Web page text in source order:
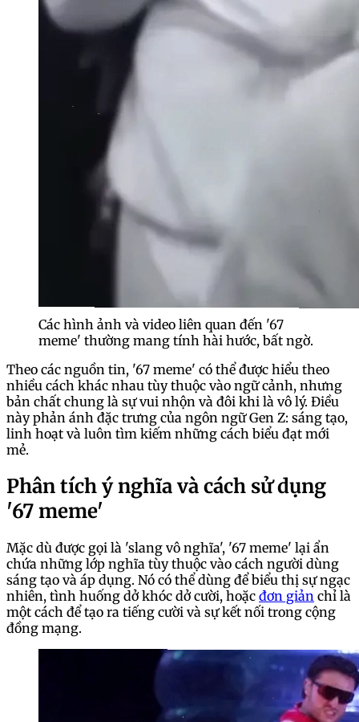
Các hình ảnh và video liên quan đến '67
meme' thường mang tính hài hước, bất ngờ.
Theo các nguồn tin, '67 meme' có thể được hiểu theo
nhiều cách khác nhau tùy thuộc vào ngữ cảnh, nhưng
bản chất chung là sự vui nhộn và đôi khi là vô lý. Điều
này phản ánh đặc trưng của ngôn ngữ Gen Z: sáng tạo,
linh hoạt và luôn tìm kiếm những cách biểu đạt mới
mẻ.
Phân tích ý nghĩa và cách sử dụng
'67 meme'
Mặc dù được gọi là 'slang vô nghĩa', '67 meme' lại ẩn
chứa những lớp nghĩa tùy thuộc vào cách người dùng
sáng tạo và áp dụng. Nó có thể dùng để biểu thị sự ngạc
nhiên, tình huống dở khóc dở cười, hoặc đơn giản chỉ là
một cách để tạo ra tiếng cười và sự kết nối trong cộng
đồng mạng.